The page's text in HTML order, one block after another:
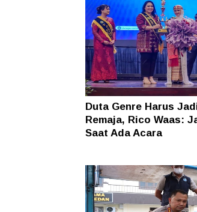
Duta Genre Harus
Remaja, Rico Waas:
Saat Ada Acara